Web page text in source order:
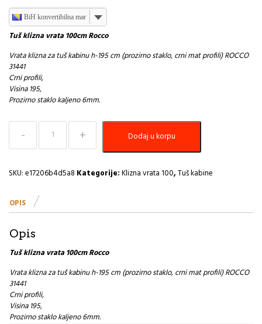
BiH konvertibilna marka
Tuš klizna vrata 100cm Rocco
Vrata klizna za tuš kabinu h-195 cm (prozirno staklo, crni mat profili) ROCCO
31441
Crni profili,
Visina 195,
Prozirno staklo kaljeno 6mm.
Tuš
klizna
vrata
Rocco
Dodaj u korpu
SKU:e17206b4d5a8 Kategorije:Klizna vrata 100,Tuš kabine
OPIS
Opis
Tuš klizna vrata 100cm Rocco
Vrata klizna za tuš kabinu h-195 cm (prozirno staklo, crni mat profili) ROCCO
31441
Crni profili,
Visina 195,
Prozirno staklo kaljeno 6mm.